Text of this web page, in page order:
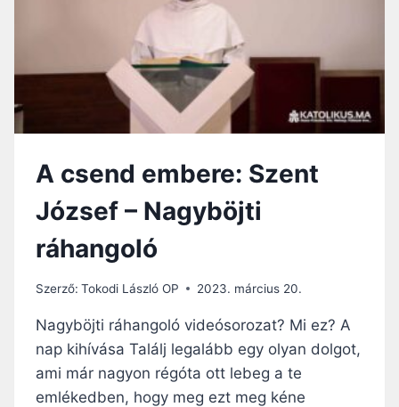
A csend embere: Szent
József – Nagyböjti
ráhangoló
Szerző: Tokodi László OP 2023. március 20.
Nagyböjti ráhangoló videósorozat? Mi ez? A
nap kihívása Találj legalább egy olyan dolgot,
ami már nagyon régóta ott lebeg a te
emlékedben, hogy meg ezt meg kéne